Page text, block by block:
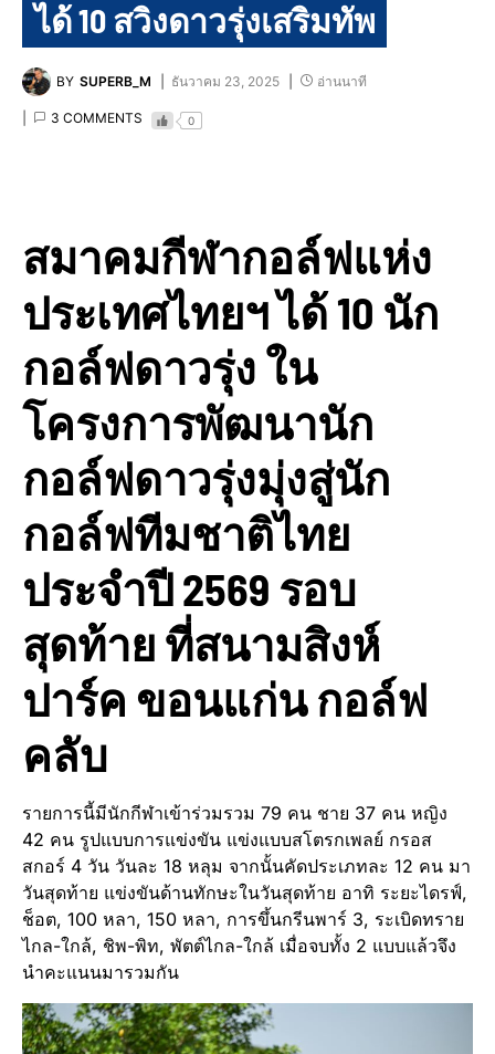
ได้ 10 สวิงดาวรุ่งเสริมทัพ
BY SUPERB_M ธันวาคม 23, 2025 อ่านนาที
3 COMMENTS 0
สมาคมกีฬากอล์ฟแห่ง
ประเทศไทยฯ ได้ 10 นัก
กอล์ฟดาวรุ่ง ใน
โครงการพัฒนานัก
กอล์ฟดาวรุ่งมุ่งสู่นัก
กอล์ฟทีมชาติไทย
ประจำปี 2569 รอบ
สุดท้าย ที่สนามสิงห์
ปาร์ค ขอนแก่น กอล์ฟ
คลับ
รายการนี้มีนักกีฬาเข้าร่วมรวม 79 คน ชาย 37 คน หญิง
42 คน รูปแบบการแข่งขัน แข่งแบบสโตรกเพลย์ กรอส
สกอร์ 4 วัน วันละ 18 หลุม จากนั้นคัดประเภทละ 12 คน มา
วันสุดท้าย แข่งขันด้านทักษะในวันสุดท้าย อาทิ ระยะไดรฟ์,
ช็อต, 100 หลา, 150 หลา, การขึ้นกรีนพาร์ 3, ระเบิดทราย
ไกล-ใกล้, ชิพ-พิท, พัตต์ไกล-ใกล้ เมื่อจบทั้ง 2 แบบแล้วจึง
นำคะแนนมารวมกัน